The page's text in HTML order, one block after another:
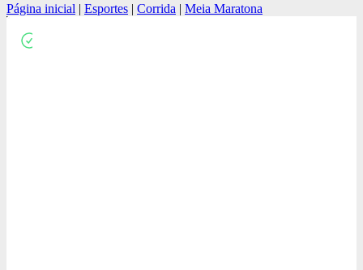
Página inicial | Esportes | Corrida | Meia Maratona